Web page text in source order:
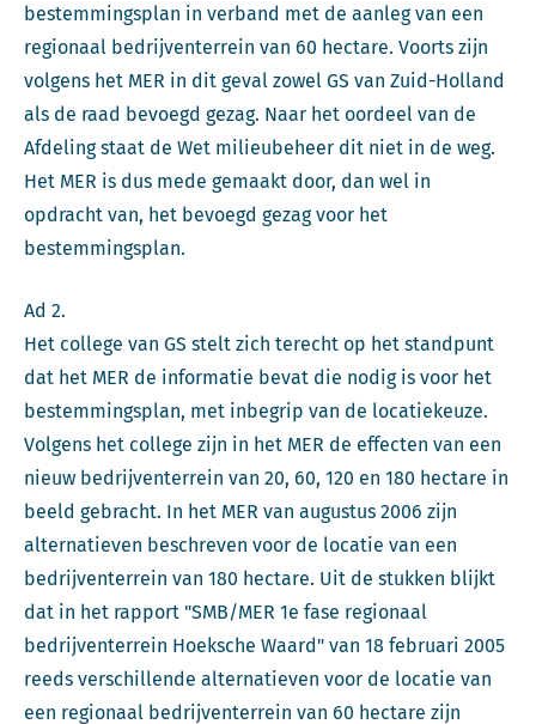
bestemmingsplan in verband met de aanleg van een
regionaal bedrijventerrein van 60 hectare. Voorts zijn
volgens het MER in dit geval zowel GS van Zuid-Holland
als de raad bevoegd gezag. Naar het oordeel van de
Afdeling staat de Wet milieubeheer dit niet in de weg.
Het MER is dus mede gemaakt door, dan wel in
opdracht van, het bevoegd gezag voor het
bestemmingsplan.
Ad 2.
Het college van GS stelt zich terecht op het standpunt
dat het MER de informatie bevat die nodig is voor het
bestemmingsplan, met inbegrip van de locatiekeuze.
Volgens het college zijn in het MER de effecten van een
nieuw bedrijventerrein van 20, 60, 120 en 180 hectare in
beeld gebracht. In het MER van augustus 2006 zijn
alternatieven beschreven voor de locatie van een
bedrijventerrein van 180 hectare. Uit de stukken blijkt
dat in het rapport "SMB/MER 1e fase regionaal
bedrijventerrein Hoeksche Waard" van 18 februari 2005
reeds verschillende alternatieven voor de locatie van
een regionaal bedrijventerrein van 60 hectare zijn